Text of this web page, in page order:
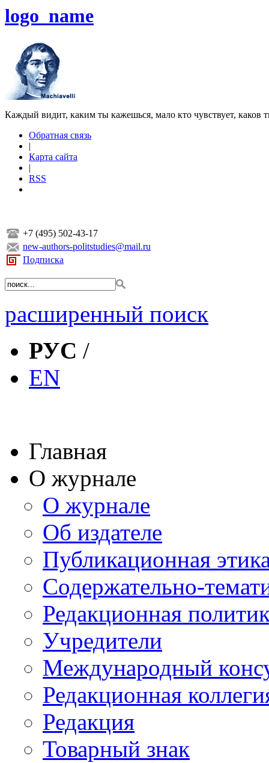
logo_name
Каждый видит, каким ты кажешься, мало кто чувствует, каков
Обратная связь
|
Карта сайта
|
RSS
+7 (495) 502-43-17
new-authors-politstudies@mail.ru
Подписка
расширенный поиск
РУС /
EN
Главная
О журнале
О журнале
Об издателе
Публикационная
Содержательно-
Редакционная
Учредители
Международный
Редакционная
Редакция
Товарный знак